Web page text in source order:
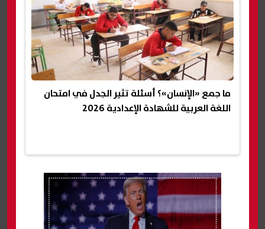
ما جمع «الإنسان»؟ أسئلة تثير الجدل في امتحان
اللغة العربية للشهادة الإعدادية 2026